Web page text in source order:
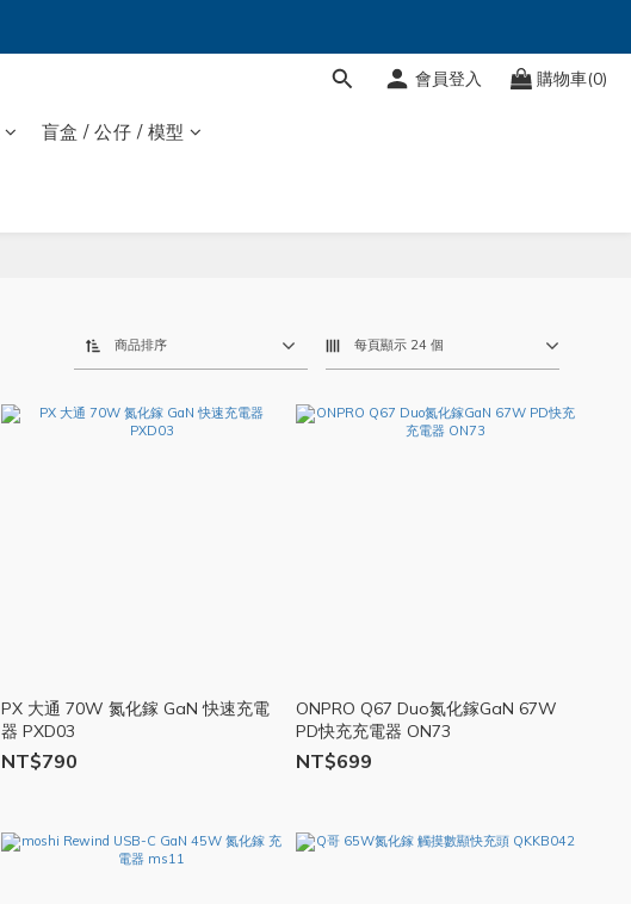
會員登入 購物車(0)
盲盒 / 公仔 / 模型
商品排序 每頁顯示 24 個
PX 大通 70W 氮化鎵 GaN 快速充電
器 PXD03
NT$790
ONPRO Q67 Duo氮化鎵GaN 67W
PD快充充電器 ON73
NT$699